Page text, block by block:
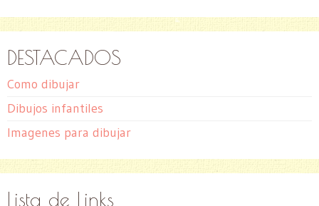
DESTACADOS
Como dibujar
Dibujos infantiles
Imagenes para dibujar
Lista de Links